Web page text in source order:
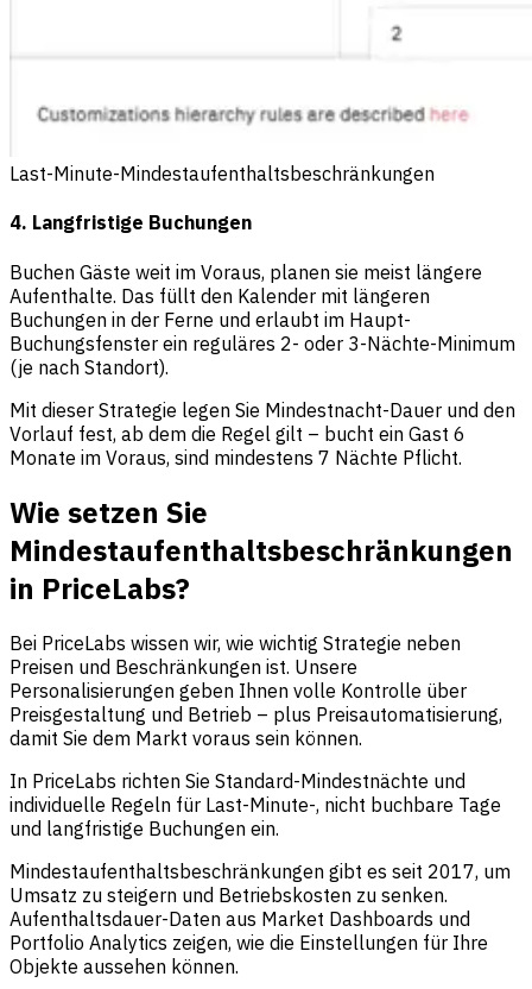
Last-Minute-Mindestaufenthaltsbeschränkungen
4. Langfristige Buchungen
Buchen Gäste weit im Voraus, planen sie meist längere
Aufenthalte. Das füllt den Kalender mit längeren
Buchungen in der Ferne und erlaubt im Haupt-
Buchungsfenster ein reguläres 2- oder 3-Nächte-Minimum
(je nach Standort).
Mit dieser Strategie legen Sie Mindestnacht-Dauer und den
Vorlauf fest, ab dem die Regel gilt – bucht ein Gast 6
Monate im Voraus, sind mindestens 7 Nächte Pflicht.
Wie setzen Sie
Mindestaufenthaltsbeschränkungen
in PriceLabs?
Bei PriceLabs wissen wir, wie wichtig Strategie neben
Preisen und Beschränkungen ist. Unsere
Personalisierungen geben Ihnen volle Kontrolle über
Preisgestaltung und Betrieb – plus Preisautomatisierung,
damit Sie dem Markt voraus sein können.
In PriceLabs richten Sie Standard-Mindestnächte und
individuelle Regeln für Last-Minute-, nicht buchbare Tage
und langfristige Buchungen ein.
Mindestaufenthaltsbeschränkungen gibt es seit 2017, um
Umsatz zu steigern und Betriebskosten zu senken.
Aufenthaltsdauer-Daten aus Market Dashboards und
Portfolio Analytics zeigen, wie die Einstellungen für Ihre
Objekte aussehen können.